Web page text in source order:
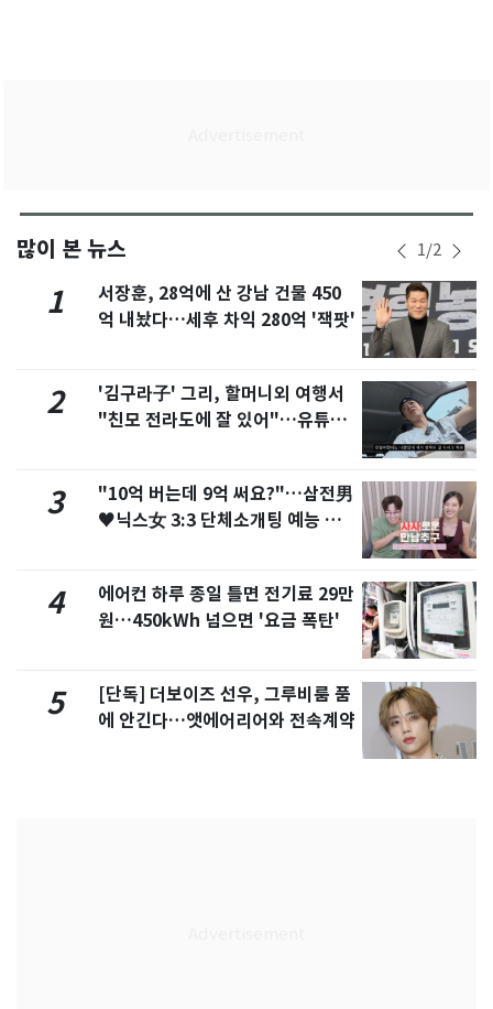
많이 본 뉴스 1/2
1
서장훈, 28억에 산 강남 건물 450
억 내놨다…세후 차익 280억 '잭팟'
2
'김구라子' 그리, 할머니외 여행서
"친모 전라도에 잘 있어"…유튜브
3
"10억 버는데 9억 써요?"…삼전男
♥닉스女 3:3 단체소개팅 예능 화
4
에어컨 하루 종일 틀면 전기료 29만
원…450kWh 넘으면 '요금 폭탄'
5
[단독] 더보이즈 선우, 그루비룸 품
에 안긴다…앳에어리어와 전속계약